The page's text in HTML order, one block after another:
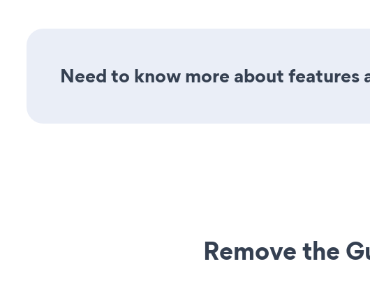
Need to know more about features
Remove the